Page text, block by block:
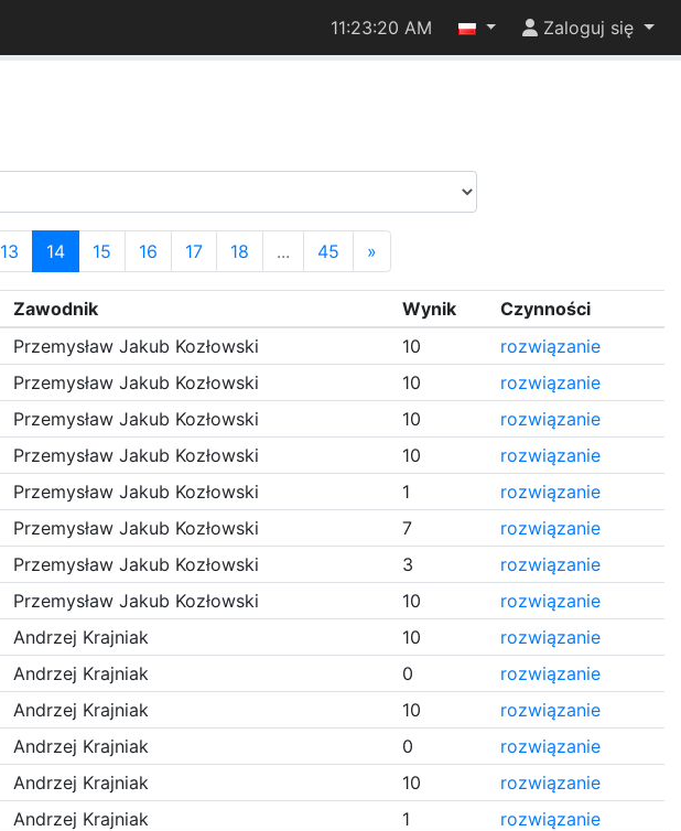
11:23:21 AM Zaloguj się
13 14 15 16 17 18 ... 45 »
Zawodnik Wynik
Czynności
Przemysław Jakub Kozłowski 10
rozwiązanie
Przemysław Jakub Kozłowski 10
rozwiązanie
Przemysław Jakub Kozłowski 10
rozwiązanie
Przemysław Jakub Kozłowski 10
rozwiązanie
Przemysław Jakub Kozłowski 1
rozwiązanie
Przemysław Jakub Kozłowski 7
rozwiązanie
Przemysław Jakub Kozłowski 3
rozwiązanie
Przemysław Jakub Kozłowski 10
rozwiązanie
Andrzej Krajniak 10
rozwiązanie
Andrzej Krajniak 0
rozwiązanie
Andrzej Krajniak 10
rozwiązanie
Andrzej Krajniak 0
rozwiązanie
Andrzej Krajniak 10
rozwiązanie
Andrzej Krajniak 1
rozwiązanie